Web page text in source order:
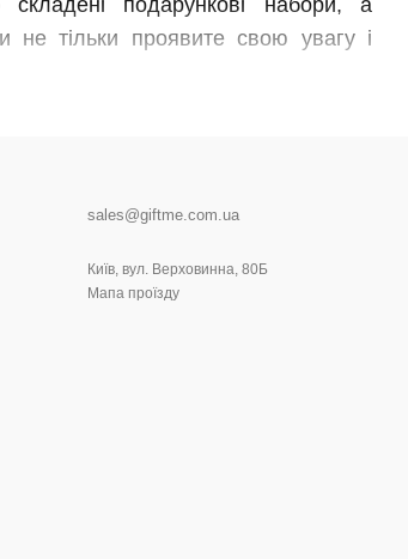
подарункові набори, а
не тільки проявите свою увагу і
sales@giftme.com.ua
Київ, вул. Верховинна, 80Б
Мапа проїзду